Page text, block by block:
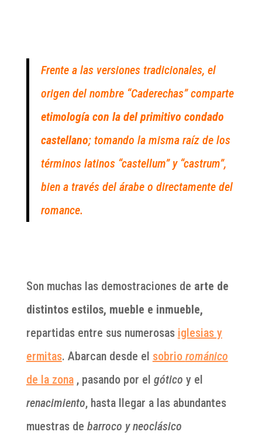
Frente a las versiones tradicionales, el
origen del nombre “Caderechas” comparte
etimología con la del primitivo condado
castellano; tomando la misma raíz de los
términos latinos “castellum” y “castrum”,
bien a través del árabe o directamente del
romance.
Son muchas las demostraciones de arte de
distintos estilos, mueble e inmueble,
repartidas entre sus numerosas iglesias y
ermitas. Abarcan desde el sobrio románico
de la zona, pasando por el gótico y el
renacimiento, hasta llegar a las abundantes
muestras de barroco y neoclásico